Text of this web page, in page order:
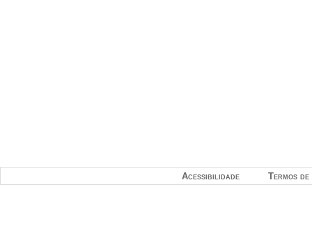
Termos
Acessibilidade